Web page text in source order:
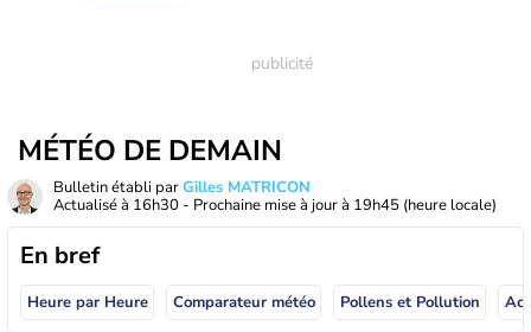
MÉTÉO DE DEMAIN
Bulletin établi parGilles MATRICON
Actualisé à 16h30 - Prochaine mise à jour à 19h45 (heure locale)
En bref
Heure par Heure Comparateur météo Pollens et Pollution